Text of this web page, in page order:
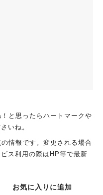
と思ったらハートマークや
いね。
情報です。変更される場合
ス利用の際はHP等で最新
お気に入りに追加